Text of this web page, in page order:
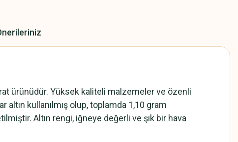
ürünüdür. Yüksek kaliteli malzemeler ve özenli
kullanılmış olup, toplamda 1,10 gram
Altın rengi, iğneye değerli ve şık bir hava